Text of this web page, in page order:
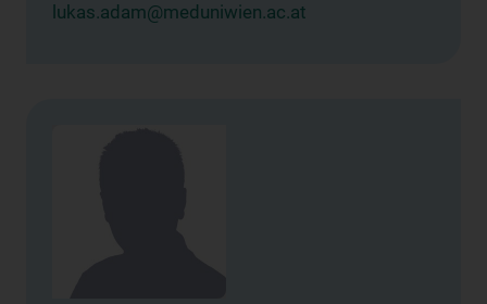
lukas.adam@meduniwien.ac.at